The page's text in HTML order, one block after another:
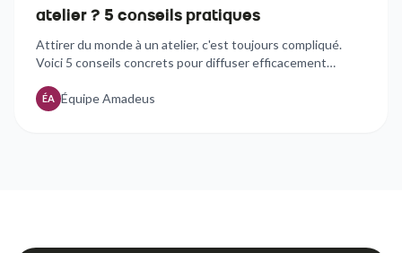
atelier ? 5 conseils pratiques
Attirer du monde à un atelier, c'est toujours compliqué.
Voici 5 conseils concrets pour diffuser efficacement
ÉA Équipe Amadeus